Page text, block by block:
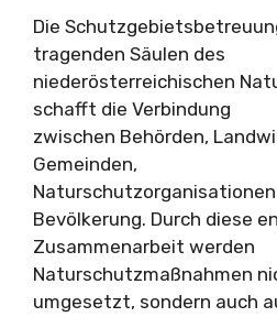
Die
tragenden Säulen des
niederösterreichischen
schafft die Verbindung
zwischen Behörden,
Gemeinden,
Bevölkerung. Durch diese
Zusammenarbeit werden
Naturschutzmaßnahmen
umgesetzt, sondern auch